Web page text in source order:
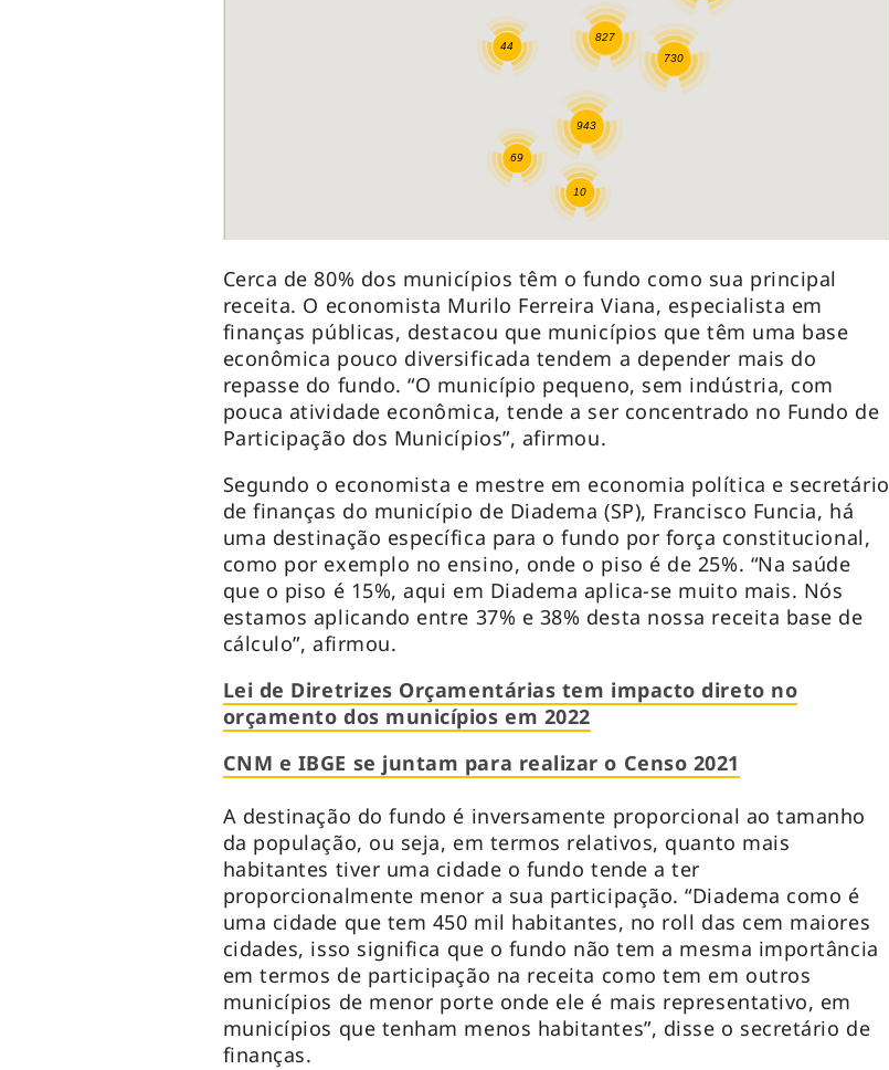
Cerca de 80% dos municípios têm o fundo como sua principal
receita. O economista Murilo Ferreira Viana, especialista em
finanças públicas, destacou que municípios que têm uma base
econômica pouco diversificada tendem a depender mais do
repasse do fundo. “O município pequeno, sem indústria, com
pouca atividade econômica, tende a ser concentrado no Fundo de
Participação dos Municípios”, afirmou.
Segundo o economista e mestre em economia política e secretário
de finanças do município de Diadema (SP), Francisco Funcia, há
uma destinação específica para o fundo por força constitucional,
como por exemplo no ensino, onde o piso é de 25%. “Na saúde
que o piso é 15%, aqui em Diadema aplica-se muito mais. Nós
estamos aplicando entre 37% e 38% desta nossa receita base de
cálculo”, afirmou.
Lei de Diretrizes Orçamentárias tem impacto direto no
orçamento dos municípios em 2022
CNM e IBGE se juntam para realizar o Censo 2021
A destinação do fundo é inversamente proporcional ao tamanho
da população, ou seja, em termos relativos, quanto mais
habitantes tiver uma cidade o fundo tende a ter
proporcionalmente menor a sua participação. “Diadema como é
uma cidade que tem 450 mil habitantes, no roll das cem maiores
cidades, isso significa que o fundo não tem a mesma importância
em termos de participação na receita como tem em outros
municípios de menor porte onde ele é mais representativo, em
municípios que tenham menos habitantes”, disse o secretário de
finanças.